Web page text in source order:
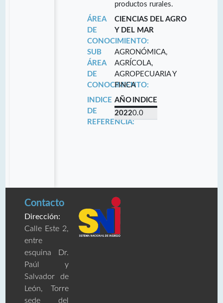
productos rurales.
ÁREA
DE
CONOCIMIENTO:
CIENCIAS DEL AGRO
Y DEL MAR
SUB
ÁREA
DE
CONOCIMIENTO:
AGRONÓMICA,
AGRÍCOLA,
AGROPECUARIA Y
FINCA
INDICE
DE
REFERENCIA:
AÑO INDICE
20220.0
Contacto
Dirección:
Calle Este 2,
entre
esquina Dr.
Paúl y
Salvador de
León, Torre
sede del